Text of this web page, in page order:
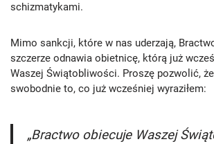
schizmatykami.
Mimo sankcji, które w nas uderzają,
szczerze odnawia obietnicę, którą już
Waszej Świątobliwości. Proszę pozwolić,
swobodnie to, co już wcześniej wyraziłem:
„Bractwo obiecuje Waszej